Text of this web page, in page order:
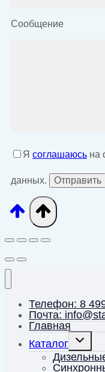
Сообщение
Я соглашаюсь на
данных.
Телефон: 8
Почта:
Главная
Каталог
меню